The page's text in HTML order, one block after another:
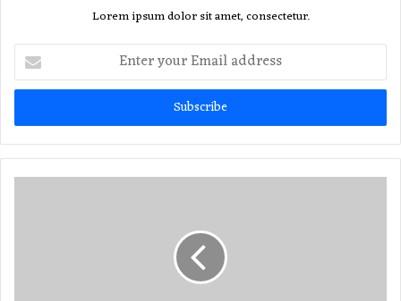
Lorem ipsum dolor sit amet, consectetur.
Enter
your
Email